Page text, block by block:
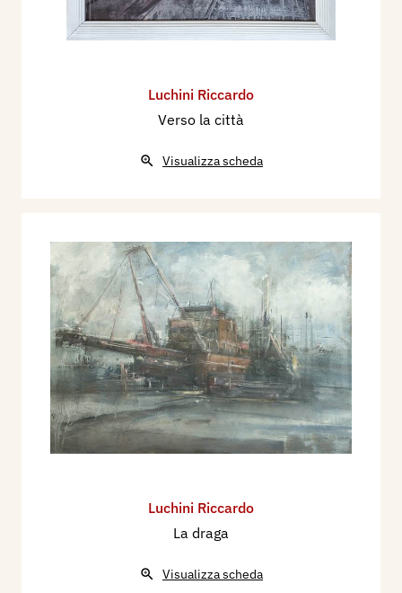
Luchini Riccardo
Verso la città
Visualizza scheda
Luchini Riccardo
La draga
Visualizza scheda